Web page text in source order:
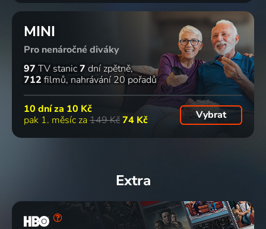
MINI
Pro nenáročné diváky
97 TV stanic7 dní zpětně
712 filmů nahrávání 20 pořadů
10 dní za 10 Kč
pak 1. měsíc za 149 Kč74 Kč Vybrat
Extra